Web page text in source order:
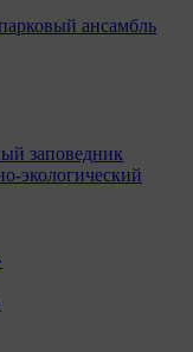
ансамбль
заповедник
экологический